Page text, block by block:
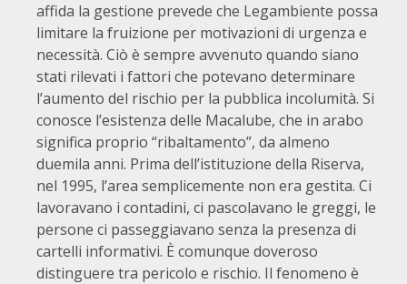
affida la gestione prevede che Legambiente possa
limitare la fruizione per motivazioni di urgenza e
necessità. Ciò è sempre avvenuto quando siano
stati rilevati i fattori che potevano determinare
l’aumento del rischio per la pubblica incolumità. Si
conosce l’esistenza delle Macalube, che in arabo
significa proprio “ribaltamento”, da almeno
duemila anni. Prima dell’istituzione della Riserva,
nel 1995, l’area semplicemente non era gestita. Ci
lavoravano i contadini, ci pascolavano le greggi, le
persone ci passeggiavano senza la presenza di
cartelli informativi. È comunque doveroso
distinguere tra pericolo e rischio. Il fenomeno è